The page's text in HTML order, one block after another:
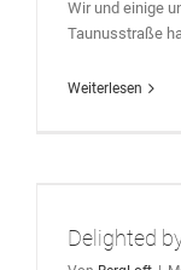
Wir und einige
Taunusstraße
Weiterlesen
Delighted